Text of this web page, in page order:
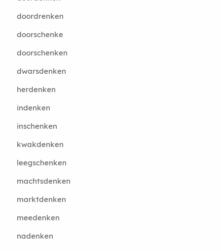
doordrenken
doorschenke
doorschenken
dwarsdenken
herdenken
indenken
inschenken
kwakdenken
leegschenken
machtsdenken
marktdenken
meedenken
nadenken